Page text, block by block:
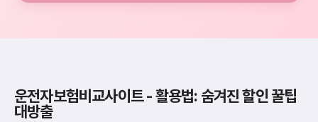
운전자보험비교사이트 - 활용법: 숨겨진 할인 꿀팁
대방출